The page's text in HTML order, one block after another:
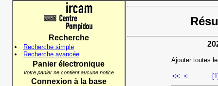
Recherche
Recherche simple
Recherche avancée
Panier électronique
Votre panier ne contient aucune notice
Connexion à la base
Ajouter toutes
<< <